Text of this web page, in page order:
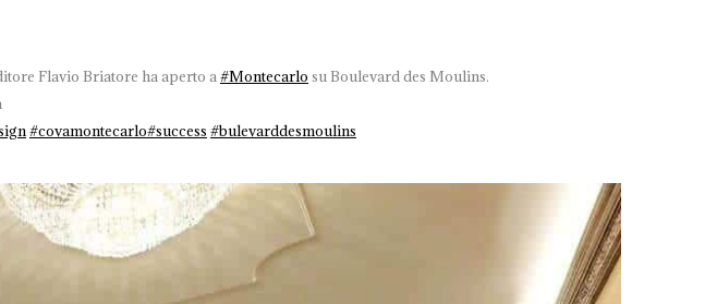
Flavio Briatore ha aperto a#Montecarlo su Boulevard des Moulins.
#covamontecarlo#success #bulevarddesmoulins